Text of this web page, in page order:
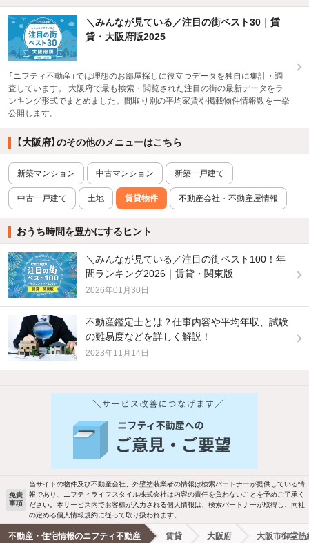
＼みんなが見ている／注目の街ベスト30｜賃
貸・大阪府版2025
「ニフティ不動産」では理想のお部屋探しに役立つデータを独自に集計・調
査しています。 大阪府で最も検索・閲覧された注目の街の最新データをラ
ンキング形式でまとめました。間取り別の平均家賃や掲載物件情報数を一挙
公開します。
【大阪府】のその他のメニューはこちら
新築マンション 中古マンション 新築一戸建て
中古一戸建て 土地 賃貸物件 不動産会社・不動産屋情報
おうち時間を豊かにするヒント
＼みんなが見ている／注目の街ベスト100！年
間ランキング2026｜賃貸・関東版
2026年01月30日
不動産鑑定士とは？仕事内容や平均年収、試験
の難易度などを詳しく解説！
2023年11月14日
免責
事項
当サイトの物件及び不動産会社、外壁塗装業者の情報は検索パートナーが提供している情
報であり、ニフティライフスタイル株式会社は内容の責任を負わないことを予めご了承く
ださい。本サービス内でお客様が入力される個人情報は、検索パートナーが取得し、同社
の定める個人情報規約に従って取り扱われます。
不動産・住宅情報のニフティ不動産 賃貸 大阪府 大阪市御堂筋